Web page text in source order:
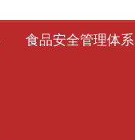
食品安全管理体系